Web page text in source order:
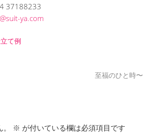
37188233
ya.com
て例
至福のひと時〜
※ が付いている欄は必須項目です